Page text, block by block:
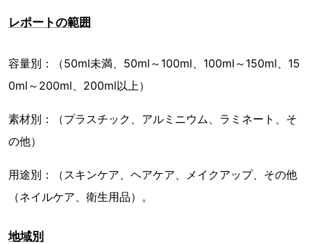
レポートの範囲
容量別：（50ml未満、50ml～100ml、100ml～150ml、15
0ml～200ml、200ml以上）
素材別：（プラスチック、アルミニウム、ラミネート、そ
の他）
用途別：（スキンケア、ヘアケア、メイクアップ、その他
（ネイルケア、衛生用品）。
地域別